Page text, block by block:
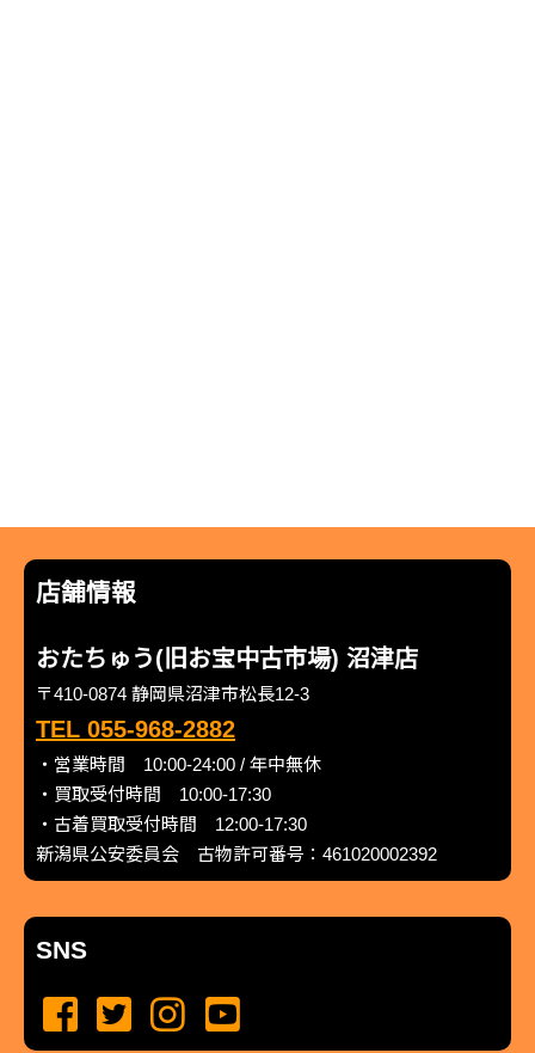
店舗情報
おたちゅう(旧お宝中古市場) 沼津店
〒410-0874 静岡県沼津市松長12-3
TEL 055-968-2882
・営業時間 10:00-24:00 / 年中無休
・買取受付時間 10:00-17:30
・古着買取受付時間 12:00-17:30
新潟県公安委員会 古物許可番号：461020002392
SNS